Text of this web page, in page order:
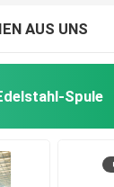
AUS UNS
Spule